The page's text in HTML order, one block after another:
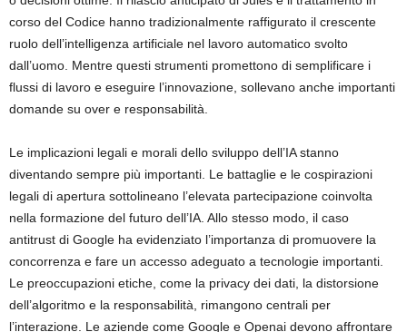
corso del Codice hanno tradizionalmente raffigurato il crescente
ruolo dell’intelligenza artificiale nel lavoro automatico svolto
dall’uomo. Mentre questi strumenti promettono di semplificare i
flussi di lavoro e eseguire l’innovazione, sollevano anche importanti
domande su over e responsabilità.
Le implicazioni legali e morali dello sviluppo dell’IA stanno
diventando sempre più importanti. Le battaglie e le cospirazioni
legali di apertura sottolineano l’elevata partecipazione coinvolta
nella formazione del futuro dell’IA. Allo stesso modo, il caso
antitrust di Google ha evidenziato l’importanza di promuovere la
concorrenza e fare un accesso adeguato a tecnologie importanti.
Le preoccupazioni etiche, come la privacy dei dati, la distorsione
dell’algoritmo e la responsabilità, rimangono centrali per
l’interazione. Le aziende come Google e Openai devono affrontare